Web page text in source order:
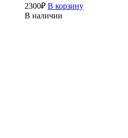
2300₽ В корзину
В наличии